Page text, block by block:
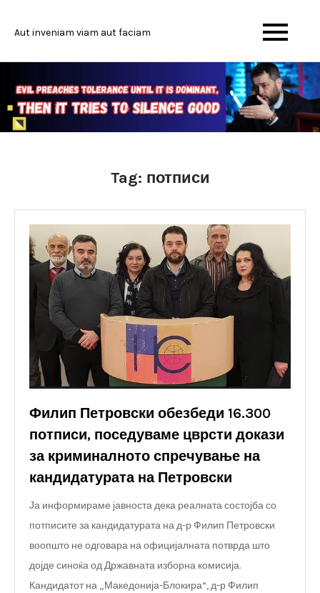
Aut inveniam viam aut faciam
Tag: потписи
Филип Петровски обезбеди 16.300
потписи, поседуваме цврсти докази
за криминалното спречување на
кандидатурата на Петровски
Ја информираме јавноста дека реалната состојба со
потписите за кандидатурата на д-р Филип Петровски
воопшто не одговара на официјалната потврда што
дојде синоќа од Државната изборна комисија.
Кандидатот на „Македонија-Блокира“, д-р Филип